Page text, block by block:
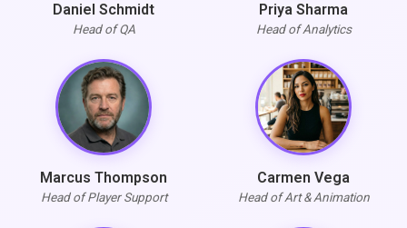
Daniel Schmidt
Head of QA
Priya Sharma
Head of Analytics
Marcus Thompson
Head of Player Support
Carmen Vega
Head of Art & Animation